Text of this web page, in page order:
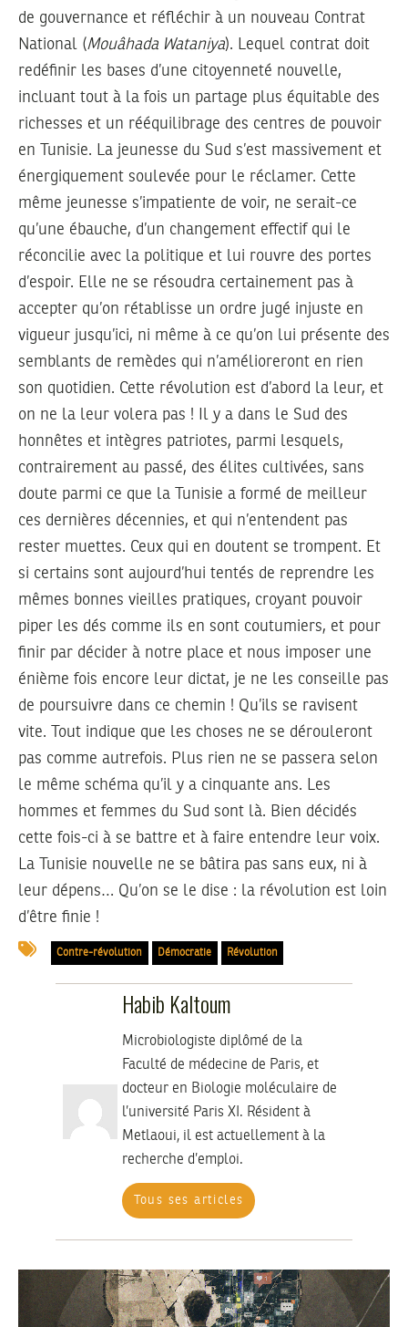
de gouvernance et réfléchir à un nouveau Contrat
National (Mouâhada Wataniya). Lequel contrat doit
redéfinir les bases d’une citoyenneté nouvelle,
incluant tout à la fois un partage plus équitable des
richesses et un rééquilibrage des centres de pouvoir
en Tunisie. La jeunesse du Sud s’est massivement et
énergiquement soulevée pour le réclamer. Cette
même jeunesse s’impatiente de voir, ne serait-ce
qu’une ébauche, d’un changement effectif qui le
réconcilie avec la politique et lui rouvre des portes
d’espoir. Elle ne se résoudra certainement pas à
accepter qu’on rétablisse un ordre jugé injuste en
vigueur jusqu’ici, ni même à ce qu’on lui présente des
semblants de remèdes qui n’amélioreront en rien
son quotidien. Cette révolution est d’abord la leur, et
on ne la leur volera pas ! Il y a dans le Sud des
honnêtes et intègres patriotes, parmi lesquels,
contrairement au passé, des élites cultivées, sans
doute parmi ce que la Tunisie a formé de meilleur
ces dernières décennies, et qui n’entendent pas
rester muettes. Ceux qui en doutent se trompent. Et
si certains sont aujourd’hui tentés de reprendre les
mêmes bonnes vieilles pratiques, croyant pouvoir
piper les dés comme ils en sont coutumiers, et pour
finir par décider à notre place et nous imposer une
énième fois encore leur dictat, je ne les conseille pas
de poursuivre dans ce chemin ! Qu’ils se ravisent
vite. Tout indique que les choses ne se dérouleront
pas comme autrefois. Plus rien ne se passera selon
le même schéma qu’il y a cinquante ans. Les
hommes et femmes du Sud sont là. Bien décidés
cette fois-ci à se battre et à faire entendre leur voix.
La Tunisie nouvelle ne se bâtira pas sans eux, ni à
leur dépens… Qu’on se le dise : la révolution est loin
d’être finie !
Contre-révolution Démocratie Révolution
Habib Kaltoum
Microbiologiste diplômé de la
Faculté de médecine de Paris, et
docteur en Biologie moléculaire de
l’université Paris XI. Résident à
Metlaoui, il est actuellement à la
recherche d’emploi.
Tous ses articles